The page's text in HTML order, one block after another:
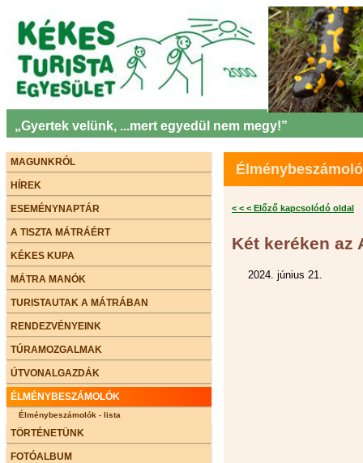
„Gyertek velünk, ...mert egyedül nem megy!”
MAGUNKRÓL
HÍREK
ESEMÉNYNAPTÁR
A TISZTA MÁTRÁÉRT
KÉKES KUPA
MÁTRA MANÓK
TURISTAUTAK A MÁTRÁBAN
RENDEZVÉNYEINK
TÚRAMOZGALMAK
ÚTVONALGAZDÁK
ÉLMÉNYBESZÁMOLÓK
Élménybeszámolók - lista
TÖRTÉNETÜNK
FOTÓALBUM
< < < Előző kapcsolódó oldal
Két keréken az
2024. június 21.